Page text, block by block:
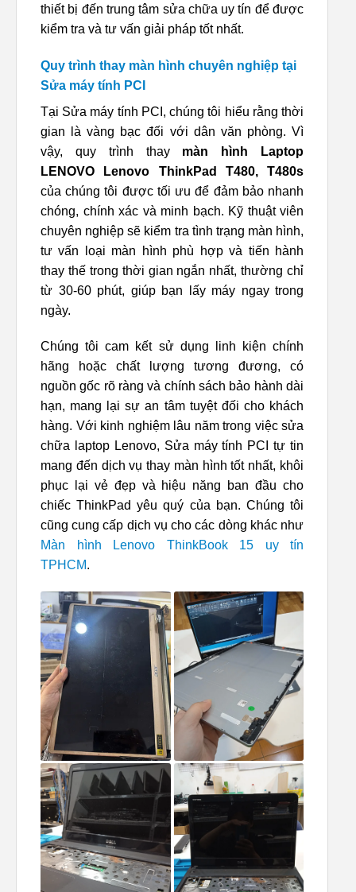
thiết bị đến trung tâm sửa chữa uy tín để được
kiểm tra và tư vấn giải pháp tốt nhất.
Quy trình thay màn hình chuyên nghiệp tại
Sửa máy tính PCI
Tại Sửa máy tính PCI, chúng tôi hiểu rằng thời
gian là vàng bạc đối với dân văn phòng. Vì
vậy, quy trình thay màn hình Laptop
LENOVO Lenovo ThinkPad T480, T480s
của chúng tôi được tối ưu để đảm bảo nhanh
chóng, chính xác và minh bạch. Kỹ thuật viên
chuyên nghiệp sẽ kiểm tra tình trạng màn hình,
tư vấn loại màn hình phù hợp và tiến hành
thay thế trong thời gian ngắn nhất, thường chỉ
từ 30-60 phút, giúp bạn lấy máy ngay trong
ngày.
Chúng tôi cam kết sử dụng linh kiện chính
hãng hoặc chất lượng tương đương, có
nguồn gốc rõ ràng và chính sách bảo hành dài
hạn, mang lại sự an tâm tuyệt đối cho khách
hàng. Với kinh nghiệm lâu năm trong việc sửa
chữa laptop Lenovo, Sửa máy tính PCI tự tin
mang đến dịch vụ thay màn hình tốt nhất, khôi
phục lại vẻ đẹp và hiệu năng ban đầu cho
chiếc ThinkPad yêu quý của bạn. Chúng tôi
cũng cung cấp dịch vụ cho các dòng khác như
Màn hình Lenovo ThinkBook 15 uy tín
TPHCM.